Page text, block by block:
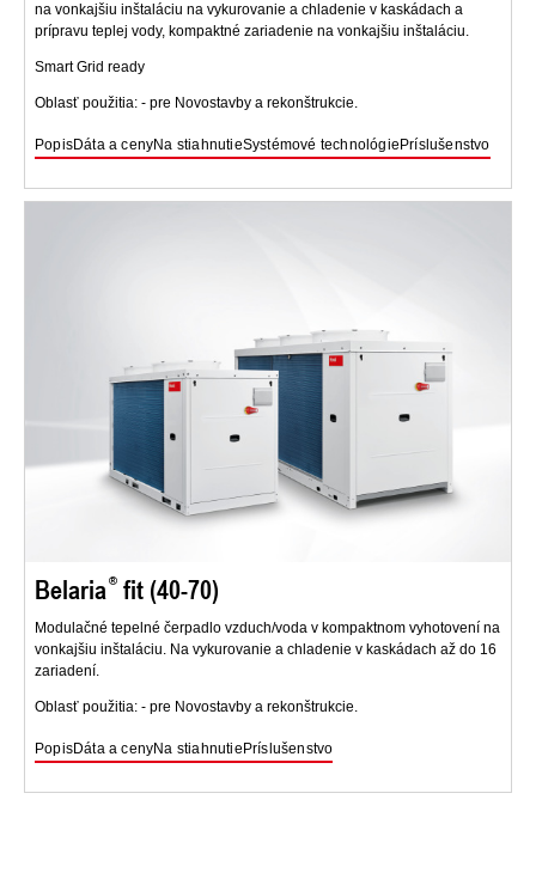
na vonkajšiu inštaláciu na vykurovanie a chladenie v kaskádach a
prípravu teplej vody, kompaktné zariadenie na vonkajšiu inštaláciu.
Smart Grid ready
Oblasť použitia: - pre Novostavby a rekonštrukcie.
PopisDáta a cenyNa stiahnutieSystémové technológie Príslušenstvo
Belaria fit (40-70)
Modulačné tepelné čerpadlo vzduch/voda v kompaktnom vyhotovení na
vonkajšiu inštaláciu. Na vykurovanie a chladenie v kaskádach až do 16
zariadení.
Oblasť použitia: - pre Novostavby a rekonštrukcie.
PopisDáta a cenyNa stiahnutiePríslušenstvo